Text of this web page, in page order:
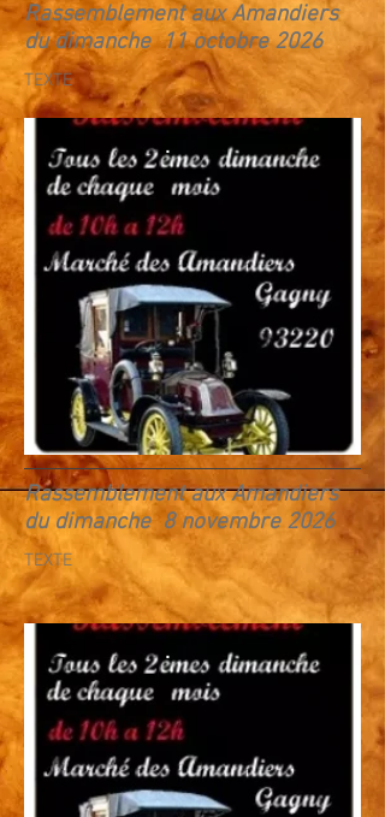
Rassemblement aux Amandiers
du dimanche 11 octobre 2026
TEXTE
Rassemblement aux Amandiers
du dimanche 8 novembre 2026
TEXTE